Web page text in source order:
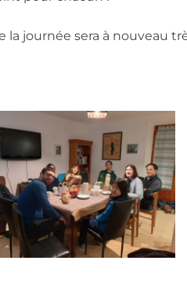
la journée sera à nouveau